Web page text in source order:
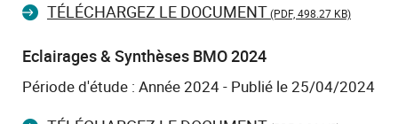
TÉLÉCHARGEZ LE DOCUMENT(PDF, 498.27 KB)
Eclairages & Synthèses BMO 2024
Période d'étude : Année 2024 - Publié le 25/04/2024